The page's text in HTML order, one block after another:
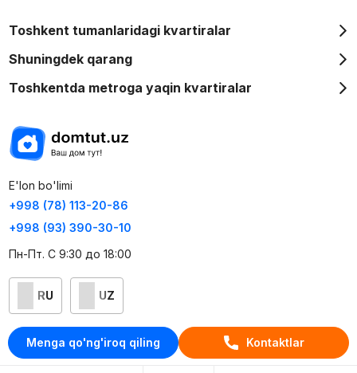
Menga qo'ng'iroq qiling Kontaktlar
Toshkent tumanlaridagi kvartiralar
Shuningdek qarang
Toshkentda metroga yaqin kvartiralar
E'lon bo'limi
+998 (78) 113-20-86
+998 (93) 390-30-10
Пн-Пт. С 9:30 до 18:00
RU UZ
Kontaktlar